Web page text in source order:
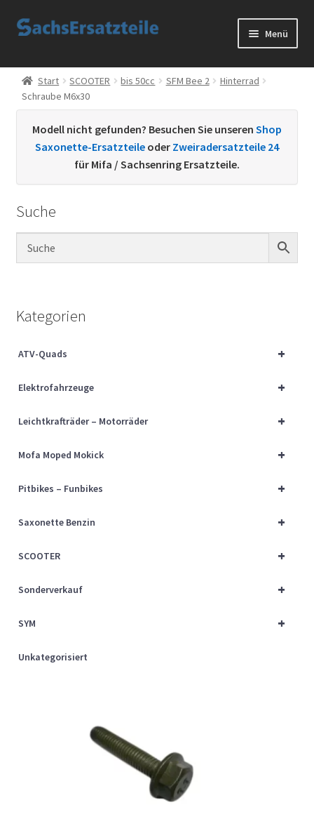
Zur
Zum
Menü
Start
AGB
Datenschutzerklärung
Kontakt
Sachs Ersatzteile
Über uns
Start SCOOTER bis 50cc SFM Bee 2
Hinterrad
Schraube M6x30
Modell nicht gefunden? Besuchen Sie unseren Shop
Saxonette-Ersatzteile oder Zweiradersatzteile 24
für Mifa / Sachsenring Ersatzteile.
Suche
Kategorien
+
ATV-Quads
+
Elektrofahrzeuge
+
Leichtkrafträder – Motorräder
+
Mofa Moped Mokick
+
Pitbikes – Funbikes
+
Saxonette Benzin
+
SCOOTER
+
Sonderverkauf
+
SYM
Unkategorisiert